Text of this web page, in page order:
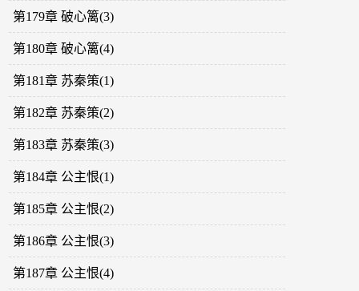
第179章 破心篱(3)
第180章 破心篱(4)
第181章 苏秦策(1)
第182章 苏秦策(2)
第183章 苏秦策(3)
第184章 公主恨(1)
第185章 公主恨(2)
第186章 公主恨(3)
第187章 公主恨(4)